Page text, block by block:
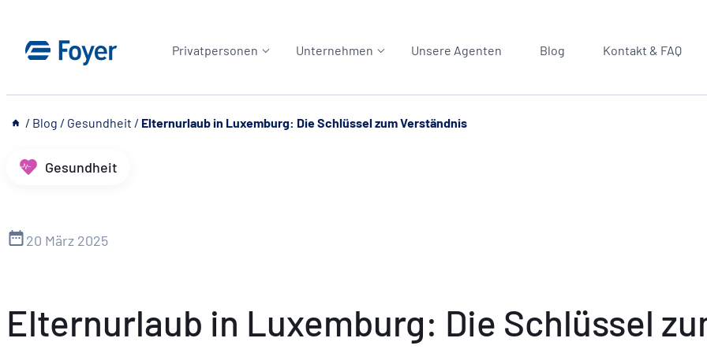
springen
Privatpersonen Unternehmen Unsere Agenten Blog Kontakt & FAQ
__ / Blog / Gesundheit / Elternurlaub in Luxemburg: Die Schlüssel zum Verständnis
Gesundheit
20 März 2025
Elternurlaub in Luxemburg: Die Schlüssel